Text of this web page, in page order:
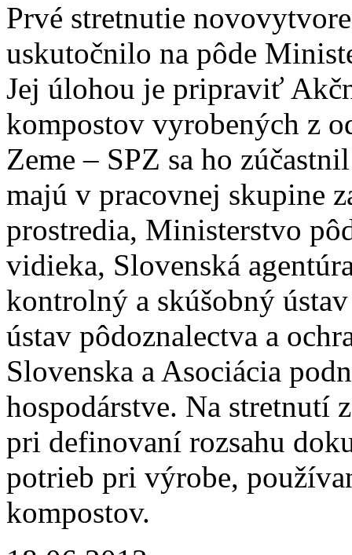
Prvé stretnutie
uskutočnilo na pôde
Jej úlohou je pripraviť
kompostov vyrobených z
Zeme – SPZ sa ho
majú v pracovnej skupine
prostredia, Ministerstvo
vidieka, Slovenská
kontrolný a skúšobný
ústav pôdoznalectva a
Slovenska a Asociácia
hospodárstve. Na stretnutí
pri definovaní rozsahu
potrieb pri výrobe,
kompostov.